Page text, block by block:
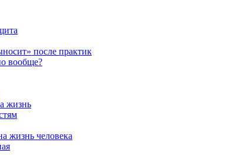
после практик
вообще?
жизнь
жизнь человека